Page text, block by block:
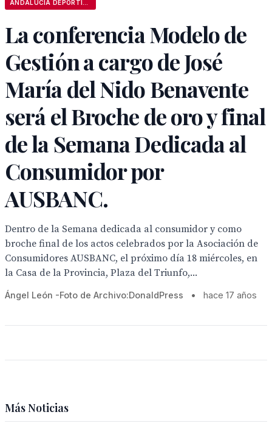
La conferencia Modelo de
Gestión a cargo de José
María del Nido Benavente
será el Broche de oro y final
de la Semana Dedicada al
Consumidor por
AUSBANC.
Dentro de la Semana dedicada al consumidor y como
broche final de los actos celebrados por la Asociación de
Consumidores AUSBANC, el próximo día 18 miércoles, en
la Casa de la Provincia, Plaza del Triunfo,...
Ángel León -Foto de Archivo:DonaldPress • hace 17 años
Más Noticias